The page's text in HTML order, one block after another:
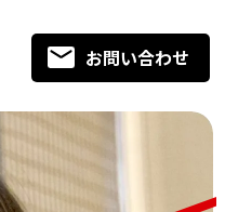
お問い合わせ